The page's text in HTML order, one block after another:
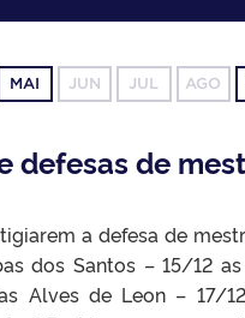
MAI JUN JUL AGO
defesas de
a defesa de
dos Santos – 15/12
Alves de Leon – 17/